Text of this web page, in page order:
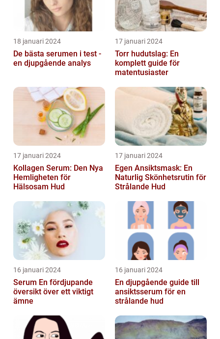
18 januari 2024
De bästa serumen i test -
en djupgående analys
17 januari 2024
Torr hudutslag: En
komplett guide för
matentusiaster
17 januari 2024
Kollagen Serum: Den Nya
Hemligheten för
Hälsosam Hud
17 januari 2024
Egen Ansiktsmask: En
Naturlig Skönhetsrutin för
Strålande Hud
16 januari 2024
Serum En fördjupande
översikt över ett viktigt
ämne
16 januari 2024
En djupgående guide till
ansiktsserum för en
strålande hud